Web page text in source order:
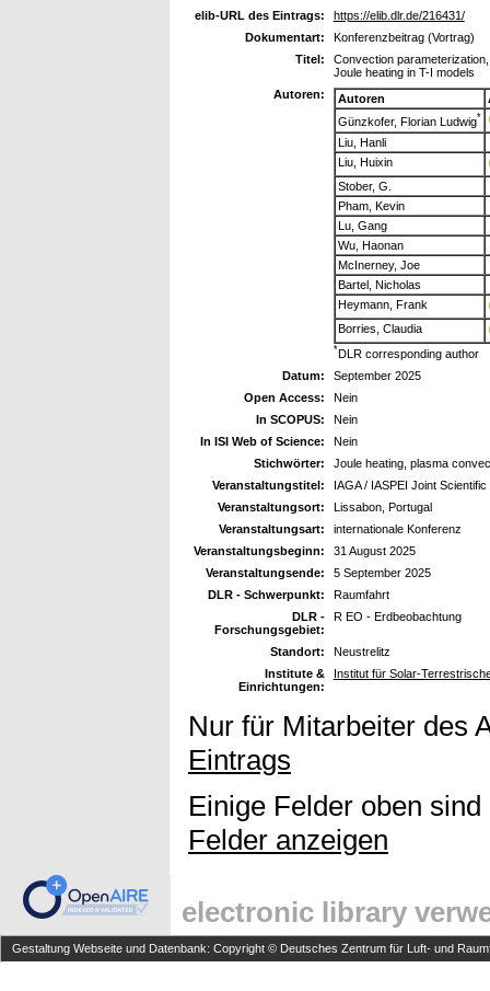
elib-URL des Eintrags:
https://elib.dlr.de/216431/
Dokumentart:
Konferenzbeitrag (Vortrag)
Titel:
Convection
Joule heating in T-I models
Autoren:
Autoren
Günzkofer, Florian Ludwig*
Liu, Hanli
Liu, Huixin
Stober, G.
Pham, Kevin
Lu, Gang
Wu, Haonan
McInerney, Joe
Bartel, Nicholas
Heymann, Frank
Borries, Claudia
*DLR corresponding author
Datum:
September 2025
Open Access:
Nein
In SCOPUS:
Nein
In ISI Web of Science:
Nein
Stichwörter:
Joule heating, plasma
Veranstaltungstitel:
IAGA / IASPEI Joint
Veranstaltungsort:
Lissabon, Portugal
Veranstaltungsart:
internationale Konferenz
Veranstaltungsbeginn:
31 August 2025
Veranstaltungsende:
5 September 2025
DLR - Schwerpunkt:
Raumfahrt
DLR -
Forschungsgebiet:
R EO - Erdbeobachtung
Standort:
Neustrelitz
Institute &
Einrichtungen:
Institut für Solar-
Nur für Mitarbeiter des
Eintrags
Einige Felder oben
Felder anzeigen
electronic library
Gestaltung Webseite und Datenbank: Copyright © Deutsches Zentrum für Luft- und